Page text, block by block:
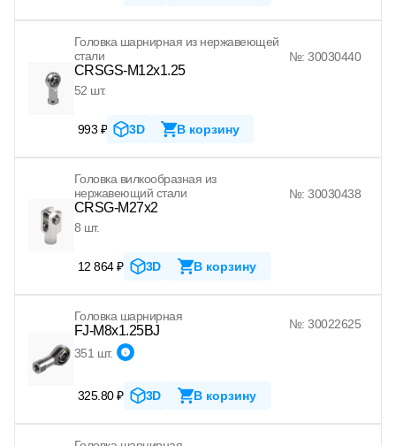
Головка шарнирная из нержавеющей
стали
CRSGS-M12x1.25
№: 30030440
52 шт.
993 ₽ 3D В корзину
Головка вилкообразная из
нержавеющий стали
CRSG-M27x2
№: 30030438
8 шт.
12 864 ₽ 3D В корзину
Головка шарнирная
FJ-M8x1.25BJ №: 30022625
351 шт.
325.80 ₽ 3D В корзину